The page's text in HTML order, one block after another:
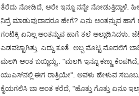
ತೆರೆದು ನೋಡಿದೆ, ಅರೇ ಇನ್ನೂ ನನ್ನೇ ನೋಡುತ್ತಿದ್ದಾಳೆ.
ನಿದ್ರೆ ಮಾಡುವುದಾದರೂ ಹೇಗೆ? ಏನು ಅಂತನ್ನುವ ಹಾಗೆ
ಗಂಟಿಕ್ಕಿ ಏನಿಲ್ಲ ಅಂತನ್ನುವ ಹಾಗೆ ತಲೆ ಅಲ್ಲಾಡಿಸಿದಳು.
ಎಡವಟ್ಟಾಗಿತ್ತು. ಎದ್ದು ಕೂತೆ. ಅಬ್ಬ ಮೊಟ್ಟ ಮೊದಲಿಗೆ
ಮಲಗಿ ಅಂತ ಬಯ್ದಿದ್ದು.. "ಮಲಗಿ ಇನ್ನೂ ಕಣ್ಣು ಕೆಂಪಗಿದೆ,
ಯುಎಸ್‌ನಲ್ಲಿ ಈಗ ರಾತ್ರಿಯೇ". ಅವಳು ಹೇಳುವ
ಕೈಯಗಲಿಸಿ ಬಾ ಅಂತ ಕರೆದೆ, "ಹೊತ್ತು ಗೊತ್ತು ಏನೂ